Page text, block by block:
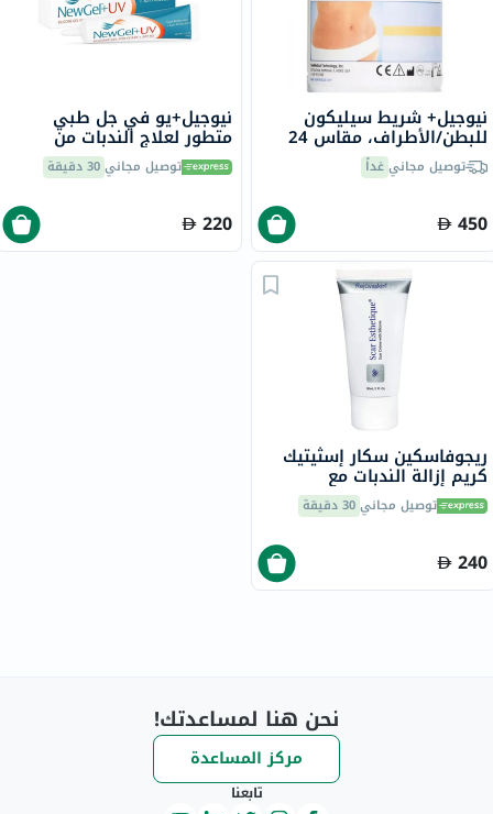
نيوجيل+ شريط سيليكون
للبطن/الأطراف، مقاس 24
164، حزمة من 1توصيل مجانيغداً
450
نيوجيل+يو في جل طبي
متطور لعلاج الندبات من
السيليكون مع عامل حماية من
الشمس 30 15 جرامتوصيل مجاني30 دقيقة
220
ريجوفاسكين سكار إسثيتيك
كريم إزالة الندبات مع
السيليكون 30 ملتوصيل مجاني30 دقيقة
240
نحن هنا لمساعدتك!
مركز المساعدة
تابعنا